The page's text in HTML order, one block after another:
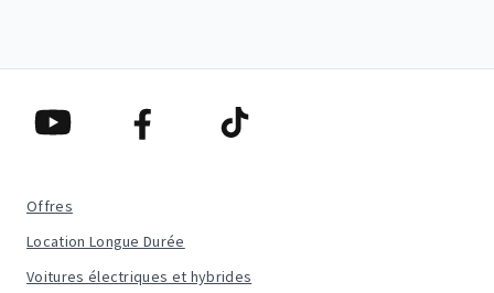
Offres
Location Longue Durée
Voitures électriques et hybrides